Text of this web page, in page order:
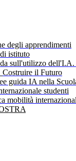
degli apprendimenti
istituto
sull'utilizzo dell'I.A.
il Futuro
guida IA nella
studenti
mobilità